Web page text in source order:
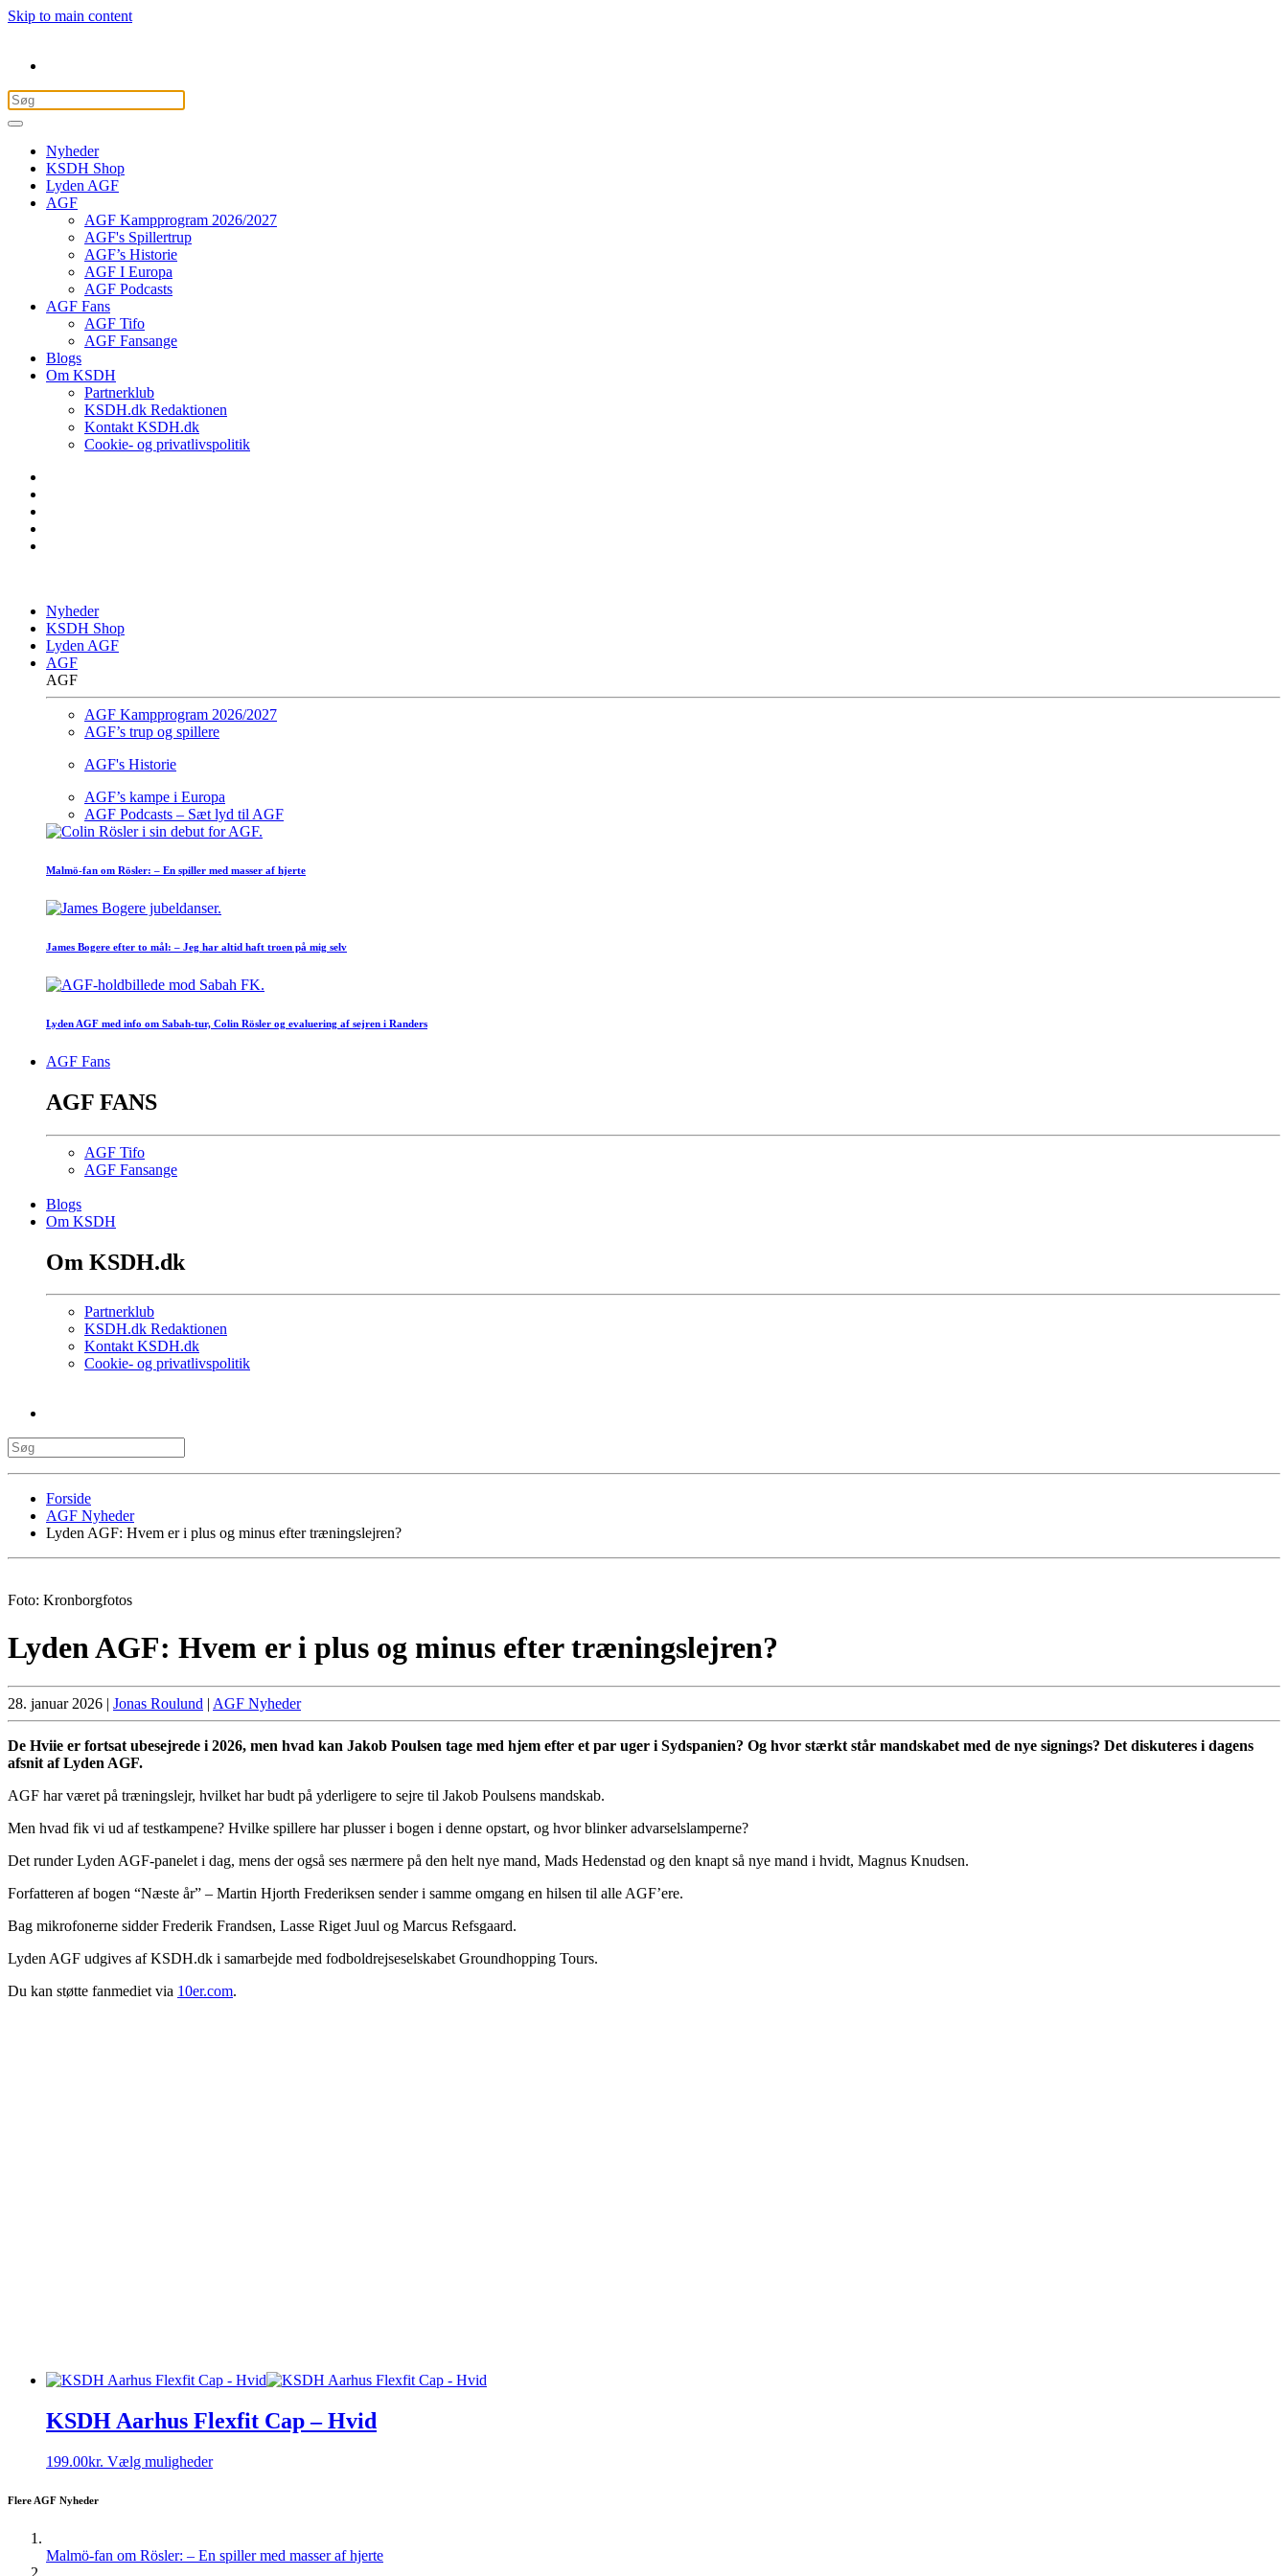
Skip to main content
Nyheder
KSDH Shop
Lyden AGF
AGF
AGF Kampprogram 2026/2027
AGF's Spillertrup
AGF’s Historie
AGF I Europa
AGF Podcasts
AGF Fans
AGF Tifo
AGF Fansange
Blogs
Om KSDH
Partnerklub
KSDH.dk Redaktionen
Kontakt KSDH.dk
Cookie- og privatlivspolitik
Nyheder
KSDH Shop
Lyden AGF
AGF
AGF
AGF Kampprogram 2026/2027
AGF’s trup og spillere
AGF's Historie
AGF’s kampe i Europa
AGF Podcasts – Sæt lyd til AGF
Malmö-fan om Rösler: – En spiller med masser af hjerte
James Bogere efter to mål: – Jeg har altid haft troen på mig selv
Lyden AGF med info om Sabah-tur, Colin Rösler og evaluering af sejren i Randers
AGF Fans
AGF FANS
AGF Tifo
AGF Fansange
Blogs
Om KSDH
Om KSDH.dk
Partnerklub
KSDH.dk Redaktionen
Kontakt KSDH.dk
Cookie- og privatlivspolitik
Forside
AGF Nyheder
Lyden AGF: Hvem er i plus og minus efter træningslejren?
Foto: Kronborgfotos
Lyden AGF: Hvem er i plus og minus efter træningslejren?
28. januar 2026 | Jonas Roulund | AGF Nyheder
De Hviie er fortsat ubesejrede i 2026, men hvad kan Jakob Poulsen tage med hjem efter et par uger i Sydspanien? Og hvor stærkt står mandskabet med de nye signings? Det diskuteres i dagens
afsnit af Lyden AGF.
AGF har været på træningslejr, hvilket har budt på yderligere to sejre til Jakob Poulsens mandskab.
Men hvad fik vi ud af testkampene? Hvilke spillere har plusser i bogen i denne opstart, og hvor blinker advarselslamperne?
Det runder Lyden AGF-panelet i dag, mens der også ses nærmere på den helt nye mand, Mads Hedenstad og den knapt så nye mand i hvidt, Magnus Knudsen.
Forfatteren af bogen “Næste år” – Martin Hjorth Frederiksen sender i samme omgang en hilsen til alle AGF’ere.
Bag mikrofonerne sidder Frederik Frandsen, Lasse Riget Juul og Marcus Refsgaard.
Lyden AGF udgives af KSDH.dk i samarbejde med fodboldrejseselskabet Groundhopping Tours.
Du kan støtte fanmediet via 10er.com.
KSDH Aarhus Flexfit Cap – Hvid
199.00kr. Vælg mulighederDette
Mulighederne
kan
Flere AGF Nyheder
Malmö-fan om Rösler: – En spiller med masser af hjerte